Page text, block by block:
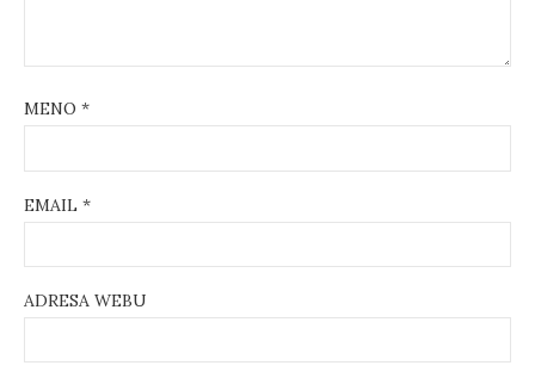
MENO *
EMAIL *
ADRESA WEBU